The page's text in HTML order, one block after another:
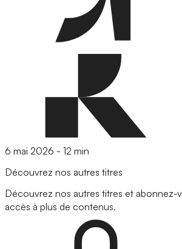
6 mai 2026 - 12 min
Découvrez nos autres titres
Découvrez nos autres titres et abonnez-
accès à plus de contenus.